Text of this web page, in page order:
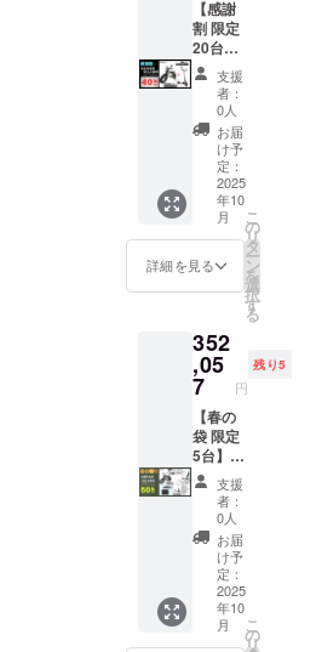
●適格請
求書発
行事業
者登録
番号：
あり ※
適格請
求書発
行事業
者登録
番号の
記載の
あるイ
ンボイ
スが必
要な場
実行者
に直接
お問合
せくだ
さい。
ます。
●原動機
付自転
車販売
証明書
を含む
●適格請
求書発
行事業
者登録
番号：
あり ※
適格請
求書発
行事業
者登録
記載の
あるイ
ンボイ
スが必
要な場
合は、
実行者
に直接
お問合
せくだ
さい。
る可能
性もご
ざいま
す。
ご了承
くださ
い。 ※
ご注文
状況、
使用部
材の供
給状
況、製
造工程
上の都
合等に
荷時期
が遅れ
る場合
があり
ます。
●原動機
付自転
車販売
証明書
を含む
●適格請
求書発
行事業
者登録
番号：
あり ※
一週間
前に弊
社の
ホーム
ページ
にて追
加の離
島送料
11,000
円(税込
み)をお
払う必
要があ
りま
す。ご
注意く
い。 ※
組立完
成車の
お届け
はオー
プショ
ンで別
に購入
する必
要があ
りま
す。 ※
製品の
品質向
上と改
良によ
料は
CAMPF
IREをご
注文さ
れた
後、商
品を発
送する
一週間
前に弊
社の
ホーム
ページ
にて追
加の離
島送料
円(税込
み)をお
払う必
要があ
りま
す。ご
注意く
ださ
い。 ※
組立完
成車の
お届け
はオー
プショ
ンで別
に購入
ます。
オープ
ション
でブラ
ウン色
に変更
できま
す。) ●
一般販
売予定
価格：
515,800
円の
40%OF
F ※箱入
り(ハン
バーと
前輪の
取付け
が必要)
での送
料
23,600
円を含
んだ金
額で
す。 ※
離島
（北海
道、沖
縄、離
島在住
原付一
種
or【Life
】特定
小型原
付×1台
●イープ
ラスミ
ライ ア
ドベン
チャー
ポータ
ブル電
源
「EMR
310」
カ
ラー：
アバン
ブラッ
ク
or サ
ンド
ベー
ジュ
(RHINO
Aのサ
ドル色
はブ
ラック
になり
ます。
【感謝
割 限定
20台】
●イープ
ラスミ
ライ
RHINO
バイク
原付二
1000W
モデル
×1台 ●
イープ
ラスミ
動キッ
クス
クー
ター
【Me】
原付一
種
or【Life
】特定
小型原
付×1台
ラー：
アバン
ブラッ
ク
支援
者：
0人
お届
け予
定：
2025
年10
月
詳細を見る
こ
の
リ
タ
ー
ン
を
選
択
す
る
352
,05
7 円
残り5
【春の
袋 限定
5台】 ●
イープ
ラスミ
ライ
RHINO
バイク
原付二
1000W
支援
者：
0人
お届
け予
定：
2025
年10
月
こ
の
リ